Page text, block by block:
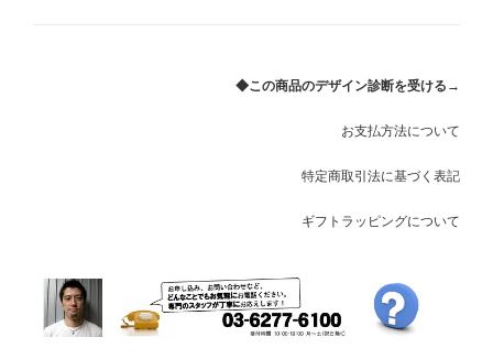
◆この商品のデザイン診断を受ける→
お支払方法について
特定商取引法に基づく表記
ギフトラッピングについて